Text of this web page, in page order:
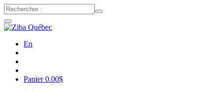
En
Panier0.00$